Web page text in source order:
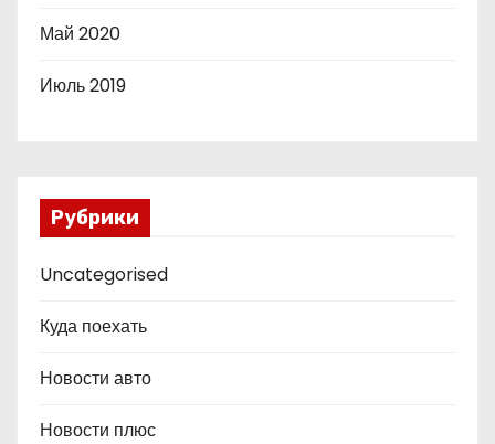
Май 2020
Июль 2019
Рубрики
Uncategorised
Куда поехать
Новости авто
Новости плюс